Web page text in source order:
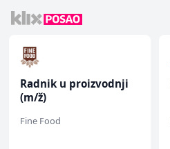
Radnik u proizvodnji
(m/ž)
Fine Food